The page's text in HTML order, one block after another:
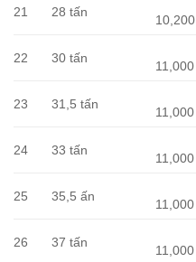
21 28 tấn
10,200
22 30 tấn
11,000
23 31,5 tấn
11,000
24 33 tấn
11,000
25 35,5 ấn
11,000
26 37 tấn
11,000